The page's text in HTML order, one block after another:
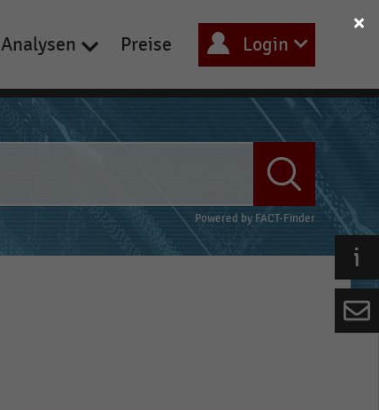
Analysen Preise Login
Powered by FACT-Finder